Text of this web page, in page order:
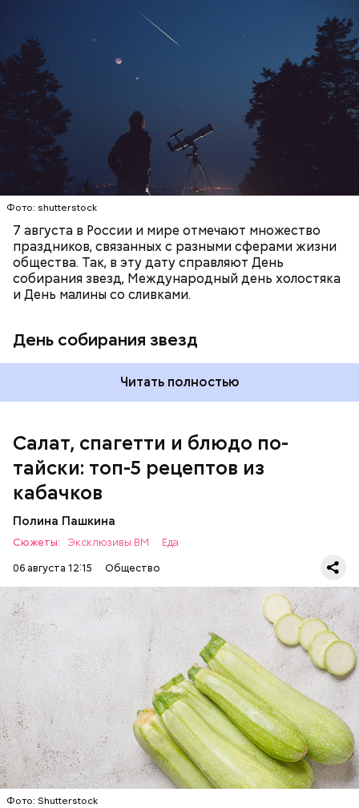
Фото: shutterstock
7 августа в России и мире отмечают множество
праздников, связанных с разными сферами жизни
общества. Так, в эту дату справляют День
собирания звезд, Международный день холостяка
и День малины со сливками.
День собирания звезд
День собирания звезд учрежден в честь
метеорного потока Персеиды, который ежегодно
можно наблюдать в августе. Все любители
смотреть на звездопад 7 августа выезжают за
город — в местность, где нет светового
загрязнения и где можно невооруженным глазом
наблюдать за падающими звездами.
Читать полностью
ЕДА ПРАЗДНИКИ
СЛАДОСТИ
Салат, спагетти и блюдо по-
тайски: топ-5 рецептов из
кабачков
Полина Пашкина
Сюжеты: Эксклюзивы ВМ
Еда
06 августа 12:15
Общество
Фото: Shutterstock
Ингредиенты:
кабачок;
петрушка;
оливковое масло;
— Кабачки, порезанные кубиками, нужно легко
обжарить на сковороде. К ним добавляются зелень
петрушки, чеснок, соль и оливковое масло.
Получается очень вкусно, — поделился рецептом
Копылов.
ЕДА ОВОЩИ РЕЦЕПТЫ